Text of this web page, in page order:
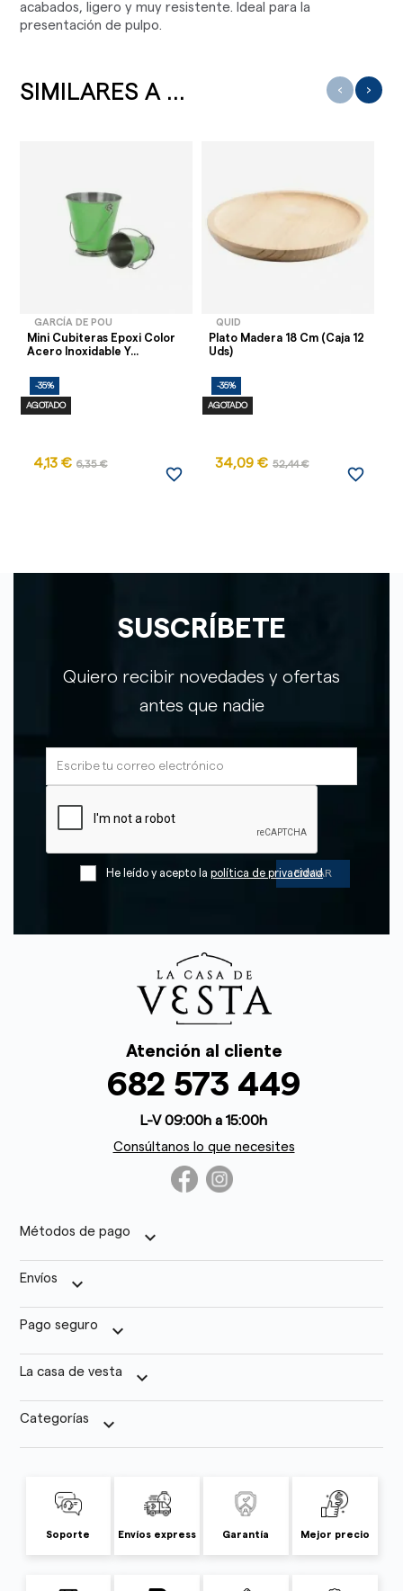
acabados, ligero y muy resistente. Ideal para la
presentación de pulpo.
SIMILARES A ...
GARCÍA DE POU
Mini Cubiteras Epoxi Color
Acero Inoxidable Y...
-35%
AGOTADO
4,13 € 6,35 €
favorite_border
QUID
Plato Madera 18 Cm (Caja 12
Uds)
-35%
AGOTADO
34,09 € 52,44 €
favorite_border
‹ ›
SUSCRÍBETE
Quiero recibir novedades y ofertas
antes que nadie
He leído y acepto la política de privacidad
Atención al cliente
682 573 449
L-V 09:00h a 15:00h
Consúltanos lo que necesites
Métodos de pago keyboard_arrow_down
Envíos keyboard_arrow_down
Pago seguro keyboard_arrow_down
La casa de vesta keyboard_arrow_down
Categorías keyboard_arrow_down
Soporte Envíos express Garantía Mejor precio